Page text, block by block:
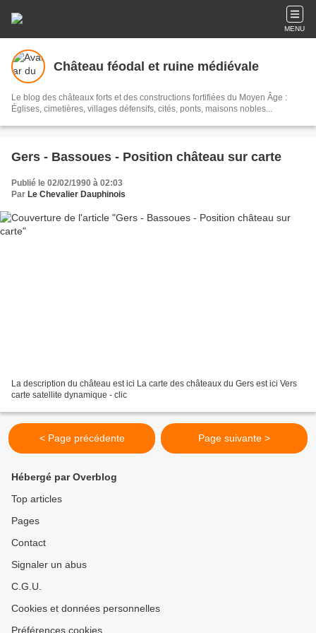
MENU
Château féodal et ruine médiévale
Le blog des châteaux forts et des constructions fortifiées du Moyen Âge :
Églises, cimetières, villages défensifs, cités, ponts, maisons nobles...
Gers - Bassoues - Position château sur carte
Publié le 02/02/1990 à 02:03
Par Le Chevalier Dauphinois
La description du château est ici La carte des châteaux du Gers est ici Vers
carte satellite dynamique - clic
< Page précédente Page suivante >
Hébergé par Overblog
Top articles
Pages
Contact
Signaler un abus
C.G.U.
Cookies et données personnelles
Préférences cookies